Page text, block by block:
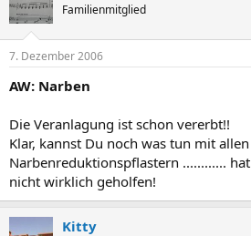
Familienmitglied
7. Dezember 2006
AW: Narben
Die Veranlagung ist schon vererbt!!
Klar, kannst Du noch was tun mit
Narbenreduktionspflastern ............
nicht wirklich geholfen!
Kitty